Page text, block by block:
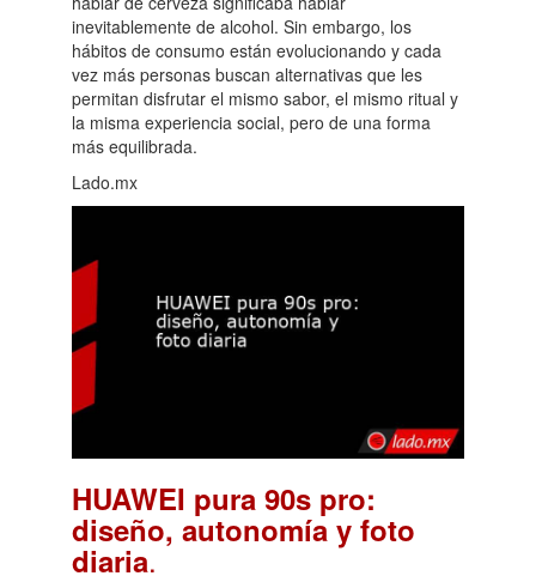
inevitablemente de alcohol. Sin embargo, los
hábitos de consumo están evolucionando y cada
vez más personas buscan alternativas que les
permitan disfrutar el mismo sabor, el mismo ritual y
la misma experiencia social, pero de una forma
más equilibrada.
Lado.mx
HUAWEI pura 90s pro:
diseño, autonomía y foto
diaria.